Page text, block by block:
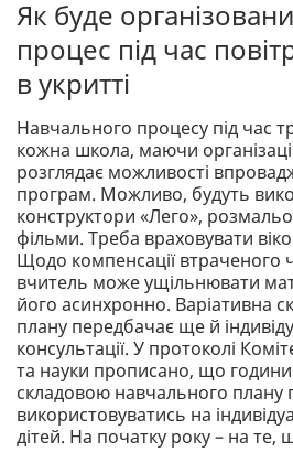
Як буде
процес під час
в укритті
Навчального процесу під час
кожна школа, маючи
розглядає можливості
програм. Можливо, будуть
конструктори «Лего»,
фільми. Треба враховувати
Щодо компенсації втраченого
вчитель може ущільнювати
його асинхронно. Варіативна
плану передбачає ще й
консультації. У протоколі
та науки прописано, що
складовою навчального плану
використовуватись на
дітей. На початку року – на